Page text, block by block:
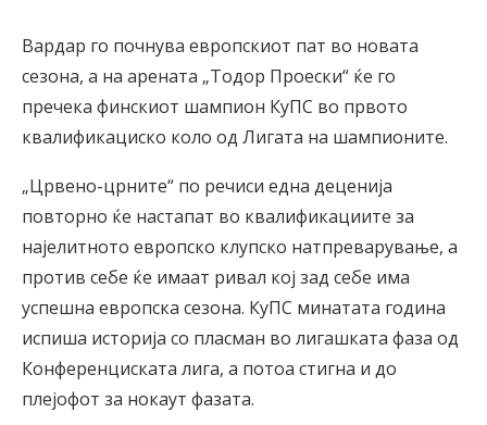
Вардар го почнува европскиот пат во новата
сезона, а на арената „Тодор Проески“ ќе го
пречека финскиот шампион КуПС во првото
квалификациско коло од Лигата на шампионите.
„Црвено-црните“ по речиси една деценија
повторно ќе настапат во квалификациите за
најелитното европско клупско натпреварување, а
против себе ќе имаат ривал кој зад себе има
успешна европска сезона. КуПС минатата година
испиша историја со пласман во лигашката фаза од
Конференциската лига, а потоа стигна и до
плејофот за нокаут фазата.